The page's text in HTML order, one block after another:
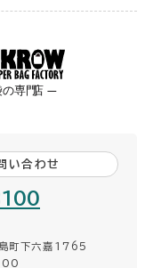
い合わせ
町下六嘉1765